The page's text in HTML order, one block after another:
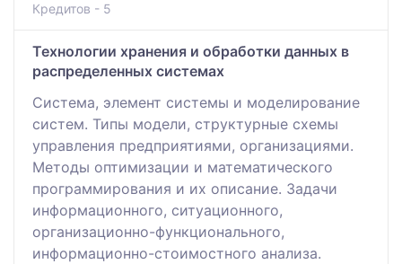
Кредитов - 5
Технологии хранения и обработки данных в
распределенных системах
Система, элемент системы и моделирование
систем. Типы модели, структурные схемы
управления предприятиями, организациями.
Методы оптимизации и математического
программирования и их описание. Задачи
информационного, ситуационного,
организационно-функционального,
информационно-стоимостного анализа.